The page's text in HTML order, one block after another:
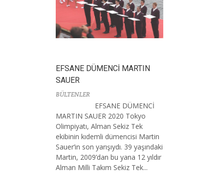
EFSANE DÜMENCİ MARTIN
SAUER
BÜLTENLER
EFSANE DÜMENCİ
MARTIN SAUER 2020 Tokyo
Olimpiyatı, Alman Sekiz Tek
ekibinin kıdemli dümencisi Martin
Sauer’in son yarışıydı. 39 yaşındaki
Martin, 2009’dan bu yana 12 yıldır
Alman Milli Takım Sekiz Tek...